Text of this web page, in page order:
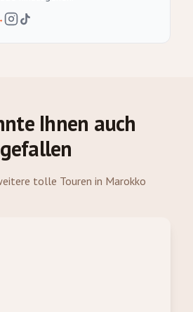
Ihnen auch
gefallen
tolle Touren in Marokko